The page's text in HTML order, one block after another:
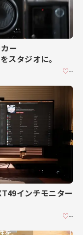
ー
スタジオに。
♡--
インチモニター
♡--